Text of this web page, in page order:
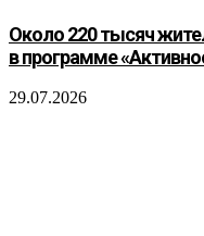
Около 220 тысяч
в программе
29.07.2026